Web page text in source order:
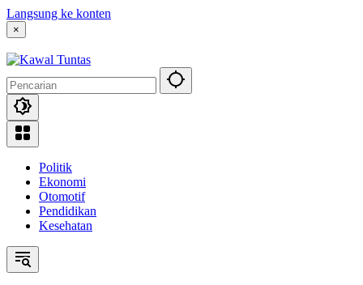
Langsung ke konten
×
Politik
Ekonomi
Otomotif
Pendidikan
Kesehatan